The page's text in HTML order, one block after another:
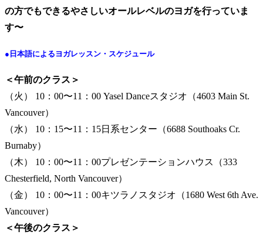
の方でもできるやさしいオールレベルのヨガを行っていま
す〜
●日本語によるヨガレッスン・スケジュール
＜午前のクラス＞
（火） 10：00〜11：00 Yasel Danceスタジオ（4603 Main St.
Vancouver）
（水） 10：15〜11：15日系センター（6688 Southoaks Cr.
Burnaby）
（木） 10：00〜11：00プレゼンテーションハウス（333
Chesterfield, North Vancouver）
（金） 10：00〜11：00キツラノスタジオ（1680 West 6th Ave.
Vancouver）
＜午後のクラス＞